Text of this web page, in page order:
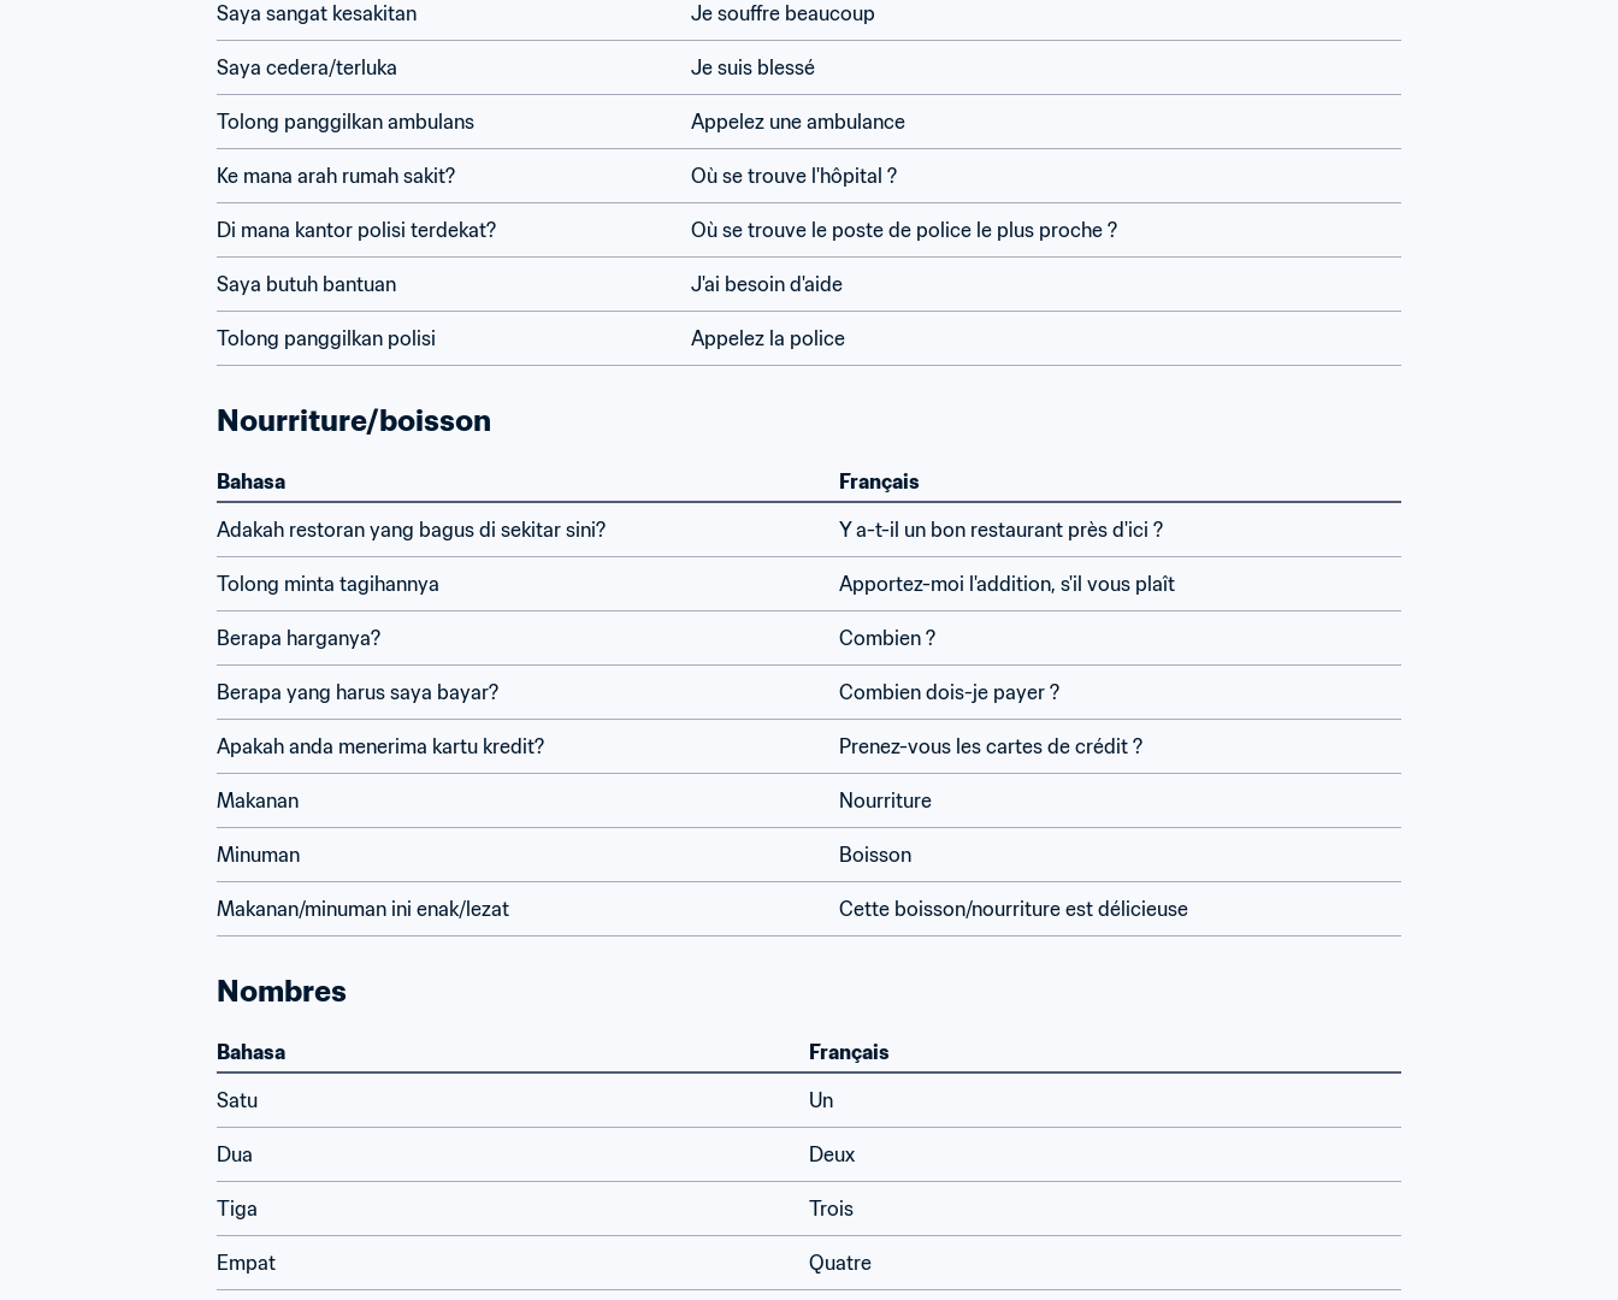
Saya sangat kesakitan Je souffre beaucoup
Saya cedera/terluka Je suis blessé
Tolong panggilkan ambulans Appelez une ambulance
Ke mana arah rumah sakit? Où se trouve l'hôpital ?
Di mana kantor polisi terdekat? Où se trouve le poste de police le plus proche ?
Saya butuh bantuan J'ai besoin d'aide
Tolong panggilkan polisi Appelez la police
Nourriture/boisson
Bahasa
Français
Adakah restoran yang bagus di sekitar sini?
Y a-t-il un bon restaurant près d'ici ?
Tolong minta tagihannya Apportez-moi l'addition, s'il vous plaît
Berapa harganya? Combien ?
Berapa yang harus saya bayar? Combien dois-je payer ?
Apakah anda menerima kartu kredit? Prenez-vous les cartes de crédit ?
Makanan Nourriture
Minuman Boisson
Makanan/minuman ini enak/lezat Cette boisson/nourriture est délicieuse
Nombres
Bahasa
Français
Satu
Un
Dua Deux
Tiga Trois
Empat Quatre